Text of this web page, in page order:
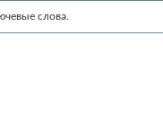
слова.